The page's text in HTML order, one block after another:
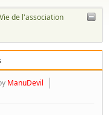
Vie de l'association
ManuDevil